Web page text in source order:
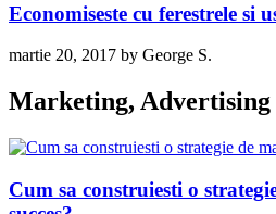
Economiseste cu ferestrele si
martie 20, 2017 by George S.
Marketing, Advertising
Cum sa construiesti o